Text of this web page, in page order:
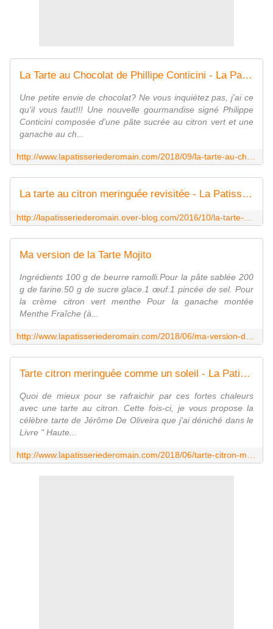
La Tarte au Chocolat de Phillipe Conticini - La Patisserie de Romain
Une petite envie de chocolat? Ne vous inquiétez pas, j'ai ce
qu'il vous faut!!! Une nouvelle gourmandise signé Philippe
Conticini composée d'une pâte sucrée au citron vert et une
ganache au ch...
La tarte au citron meringuée revisitée - La Patisserie de Romain
Ma version de la Tarte Mojito
Ingrédients 100 g de beurre ramolli.Pour la pâte sablée 200
g de farine.50 g de sucre glace.1 œuf.1 pincée de sel. Pour
la crème citron vert menthe Pour la ganache montée
Menthe Fraîche (à...
Tarte citron meringuée comme un soleil - La Patisserie de Romain
Quoi de mieux pour se rafraichir par ces fortes chaleurs
avec une tarte au citron. Cette fois-ci, je vous propose la
célèbre tarte de Jérôme De Oliveira que j'ai déniché dans le
Livre " Haute...